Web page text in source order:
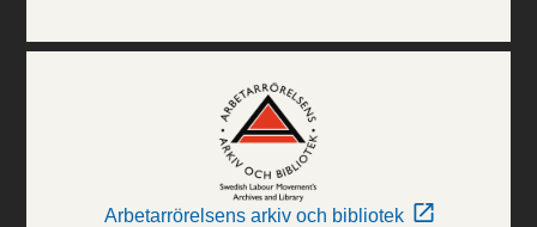
Arbetarrörelsens arkiv och bibliotek